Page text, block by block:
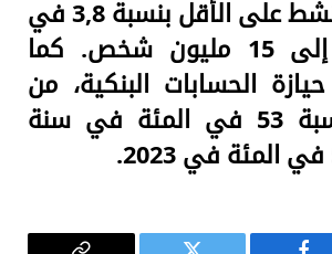
حساب بنكي نشط على الأقل بنسبة 3,8 في
المئة ليصل إلى 15 مليون شخص. كما
الحسابات البنكية، من
جانبه، من نسبة 53 في المئة في سنة